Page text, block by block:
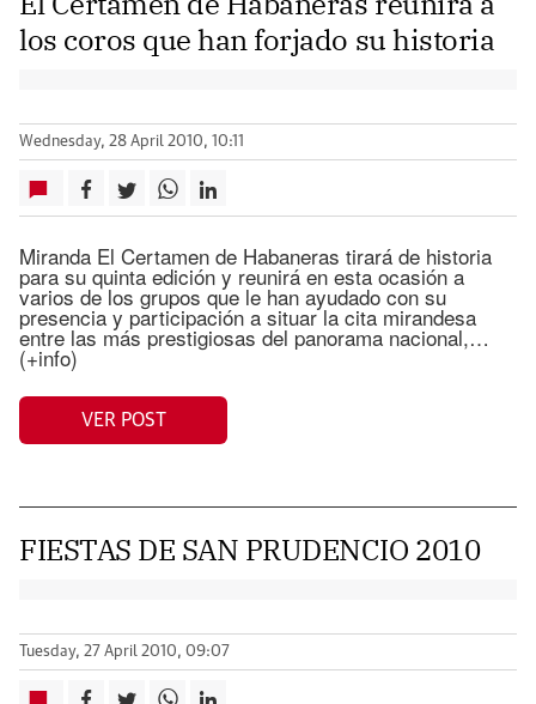
los coros que han forjado su historia
Wednesday, 28 April 2010, 10:11
Miranda El Certamen de Habaneras tirará de historia
para su quinta edición y reunirá en esta ocasión a
varios de los grupos que le han ayudado con su
presencia y participación a situar la cita mirandesa
entre las más prestigiosas del panorama nacional,…
(+info)
VER POST
FIESTAS DE SAN PRUDENCIO 2010
Tuesday, 27 April 2010, 09:07